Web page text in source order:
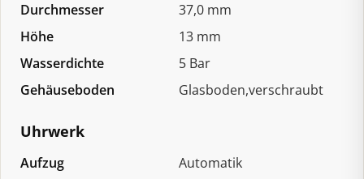
Durchmesser
37,0 mm
Höhe
13 mm
Wasserdichte
5 Bar
Gehäuseboden
Glasboden,verschraubt
Uhrwerk
Aufzug
Automatik